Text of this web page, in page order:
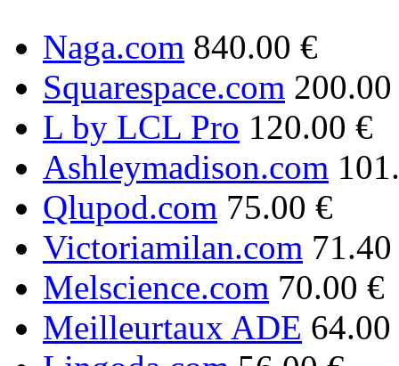
Naga.com 840.00 €
Squarespace.com
L by LCL Pro 120.00 €
Ashleymadison.com
Qlupod.com 75.00 €
Victoriamilan.com
Melscience.com 70.00 €
Meilleurtaux ADE 64.00